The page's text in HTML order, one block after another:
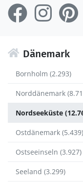
Dänemark
Bornholm (2.293)
Norddänemark
Nordseeküste
Ostdänemark (5.439)
Ostseeinseln (3.927)
Seeland (3.299)